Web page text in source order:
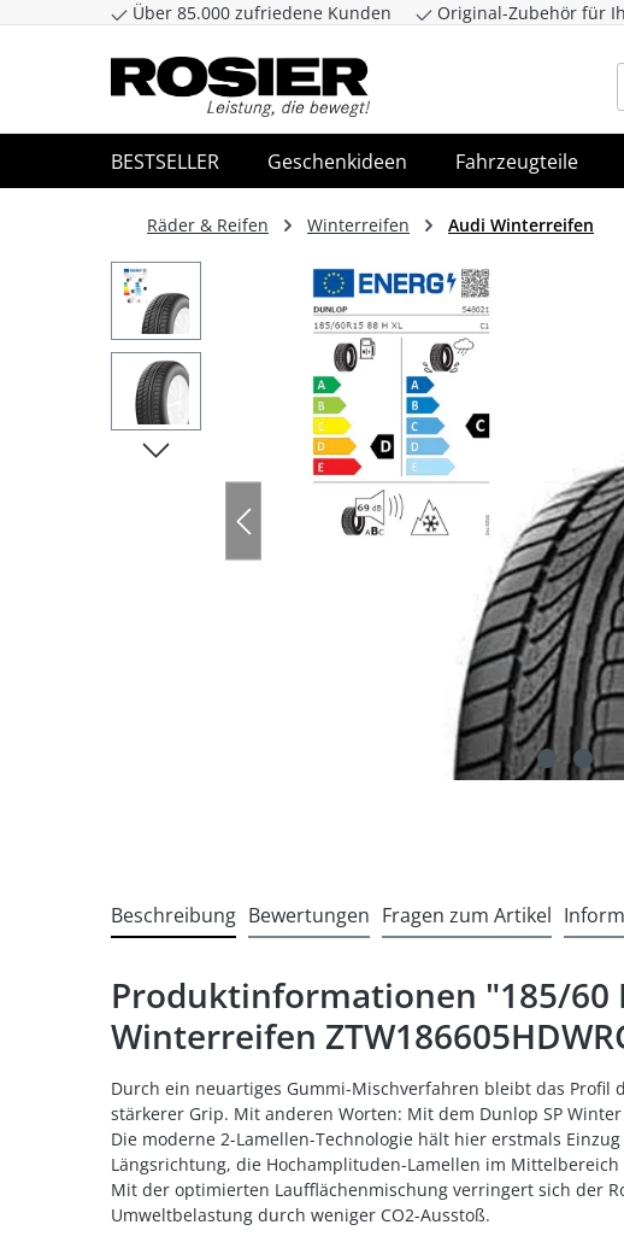
Zum Hauptinhalt springen Zur Suche springen
Über 85.000 zufriedene Kunden Original-Zubehör für
BESTSELLER Geschenkideen Fahrzeugteile
Räder & Reifen Winterreifen Audi Winterreifen
Bildergalerie überspringen
Beschreibung Bewertungen Fragen zum Artikel
Produktinformationen "185/60
Winterreifen
Durch ein neuartiges Gummi-Mischverfahren bleibt das Profil
stärkerer Grip. Mit anderen Worten: Mit dem Dunlop SP
Die moderne 2-Lamellen-Technologie hält hier erstmals
Längsrichtung, die Hochamplituden-Lamellen im
Mit der optimierten Laufflächenmischung verringert sich der
Umweltbelastung durch weniger CO2-Ausstoß.